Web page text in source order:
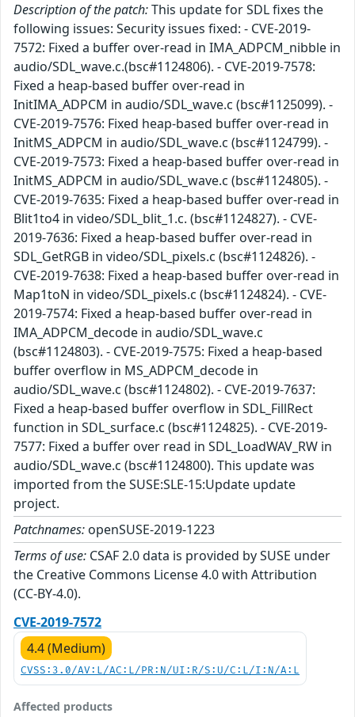
Description of the patch:This update for SDL fixes the
following issues: Security issues fixed: - CVE-2019-
7572: Fixed a buffer over-read in IMA_ADPCM_nibble in
audio/SDL_wave.c.(bsc#1124806). - CVE-2019-7578:
Fixed a heap-based buffer over-read in
InitIMA_ADPCM in audio/SDL_wave.c (bsc#1125099). -
CVE-2019-7576: Fixed heap-based buffer over-read in
InitMS_ADPCM in audio/SDL_wave.c (bsc#1124799). -
CVE-2019-7573: Fixed a heap-based buffer over-read in
InitMS_ADPCM in audio/SDL_wave.c (bsc#1124805). -
CVE-2019-7635: Fixed a heap-based buffer over-read in
Blit1to4 in video/SDL_blit_1.c. (bsc#1124827). - CVE-
2019-7636: Fixed a heap-based buffer over-read in
SDL_GetRGB in video/SDL_pixels.c (bsc#1124826). -
CVE-2019-7638: Fixed a heap-based buffer over-read in
Map1toN in video/SDL_pixels.c (bsc#1124824). - CVE-
2019-7574: Fixed a heap-based buffer over-read in
IMA_ADPCM_decode in audio/SDL_wave.c
(bsc#1124803). - CVE-2019-7575: Fixed a heap-based
buffer overflow in MS_ADPCM_decode in
audio/SDL_wave.c (bsc#1124802). - CVE-2019-7637:
Fixed a heap-based buffer overflow in SDL_FillRect
function in SDL_surface.c (bsc#1124825). - CVE-2019-
7577: Fixed a buffer over read in SDL_LoadWAV_RW in
audio/SDL_wave.c (bsc#1124800). This update was
imported from the SUSE:SLE-15:Update update
project.
Patchnames: openSUSE-2019-1223
Terms of use: CSAF 2.0 data is provided by SUSE under
the Creative Commons License 4.0 with Attribution
(CC-BY-4.0).
CVE-2019-7572
4.4 (Medium)
CVSS:3.0/AV:L/AC:L/PR:N/UI:R/S:U/C:L/I:N/A:L
Affected products